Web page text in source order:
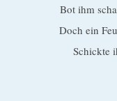
Bot ihm
Doch ein
Schickte